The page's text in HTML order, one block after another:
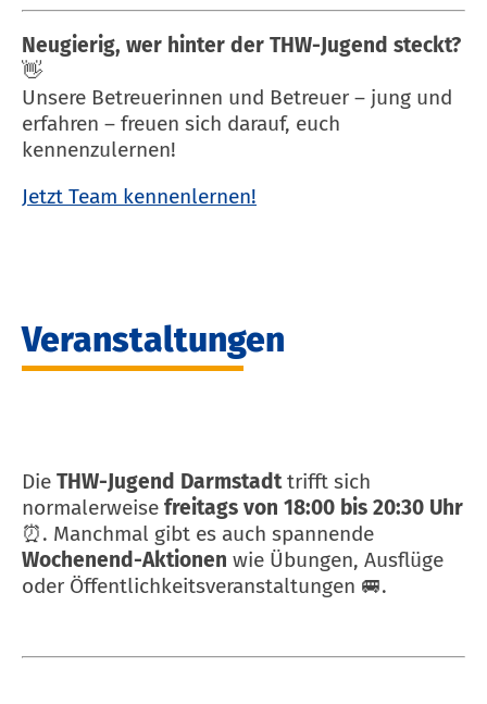
Neugierig, wer hinter der THW-Jugend steckt?
👋
Unsere Betreuerinnen und Betreuer – jung und
erfahren – freuen sich darauf, euch
kennenzulernen!
Jetzt Team kennenlernen!
Veranstaltungen
Die THW-Jugend Darmstadttrifft sich
normalerweise freitags von 18:00 bis 20:30 Uhr
⏰. Manchmal gibt es auch spannende
Wochenend-Aktionen wie Übungen, Ausflüge
oder Öffentlichkeitsveranstaltungen 🚐.